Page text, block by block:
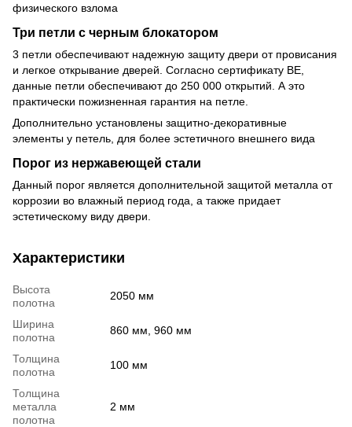
физического взлома
Три петли с черным блокатором
3 петли обеспечивают надежную защиту двери от провисания
и легкое открывание дверей. Согласно сертификату ВЕ,
данные петли обеспечивают до 250 000 открытий. А это
практически пожизненная гарантия на петле.
Дополнительно установлены защитно-декоративные
элементы у петель, для более эстетичного внешнего вида
Порог из нержавеющей стали
Данный порог является дополнительной защитой металла от
коррозии во влажный период года, а также придает
эстетическому виду двери.
Характеристики
Высота
полотна
2050 мм
Ширина
полотна
860 мм, 960 мм
Толщина
полотна
100 мм
Толщина
металла
полотна
2 мм